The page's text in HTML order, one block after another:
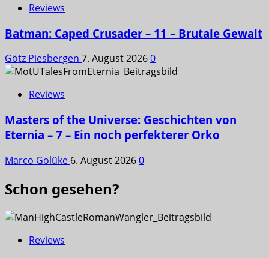
Reviews
Batman: Caped Crusader – 11 – Brutale Gewalt
Götz Piesbergen 7. August 20260
Reviews
Masters of the Universe: Geschichten von
Eternia – 7 – Ein noch perfekterer Orko
Marco Golüke 6. August 20260
Schon gesehen?
Reviews